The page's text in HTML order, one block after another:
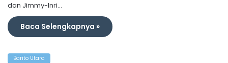
dan Jimmy-Inri…
Baca Selengkapnya »
Barito Utara